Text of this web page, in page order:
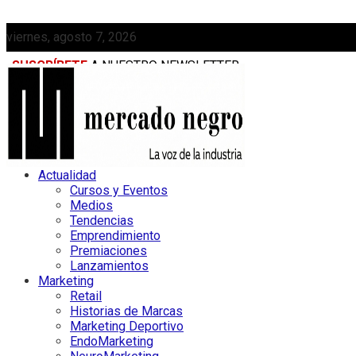
viernes, agosto 7, 2026
SUSCRÍBETE A NUESTRO NEWSLETTER
MEDIAKIT
Actualidad
Cursos y Eventos
Medios
Tendencias
Emprendimiento
Premiaciones
Lanzamientos
Marketing
Retail
Historias de Marcas
Marketing Deportivo
EndoMarketing